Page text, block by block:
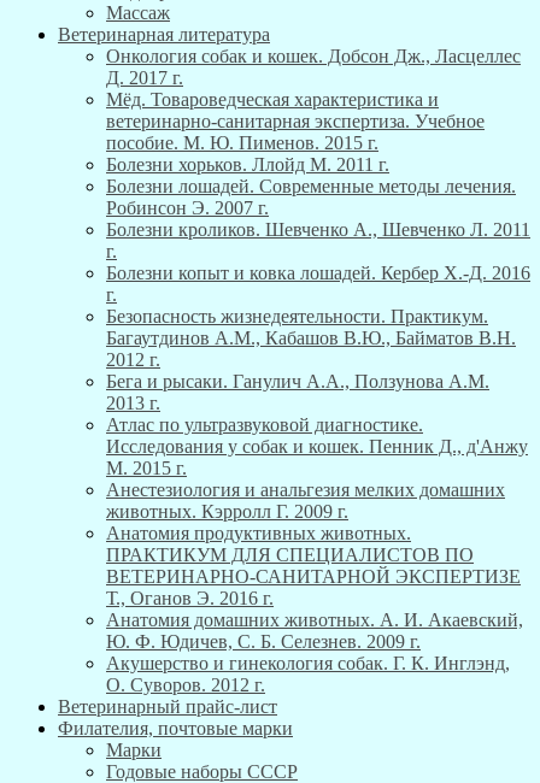
Массаж
Ветеринарная литература
Онкология собак и кошек. Добсон Дж., Ласцеллес
Д. 2017 г.
Мёд. Товароведческая характеристика и
ветеринарно-санитарная экспертиза. Учебное
пособие. М. Ю. Пименов. 2015 г.
Болезни хорьков. Ллойд М. 2011 г.
Болезни лошадей. Современные методы лечения.
Робинсон Э. 2007 г.
Болезни кроликов. Шевченко А., Шевченко Л. 2011
г.
Болезни копыт и ковка лошадей. Кербер Х.-Д. 2016
г.
Безопасность жизнедеятельности. Практикум.
Багаутдинов А.М., Кабашов В.Ю., Байматов В.Н.
2012 г.
Бега и рысаки. Ганулич А.А., Ползунова А.М.
2013 г.
Атлас по ультразвуковой диагностике.
Исследования у собак и кошек. Пенник Д., д'Анжу
М. 2015 г.
Анестезиология и анальгезия мелких домашних
животных. Кэрролл Г. 2009 г.
Анатомия продуктивных животных.
ПРАКТИКУМ ДЛЯ СПЕЦИАЛИСТОВ ПО
ВЕТЕРИНАРНО-САНИТАРНОЙ ЭКСПЕРТИЗЕ
Т., Оганов Э. 2016 г.
Анатомия домашних животных. А. И. Акаевский,
Ю. Ф. Юдичев, С. Б. Селезнев. 2009 г.
Акушерство и гинекология собак. Г. К. Инглэнд,
О. Суворов. 2012 г.
Ветеринарный прайс-лист
Филателия, почтовые марки
Марки
Годовые наборы СССР